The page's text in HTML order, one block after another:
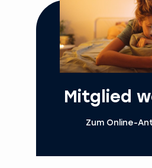
Mitglied
Zum Online-